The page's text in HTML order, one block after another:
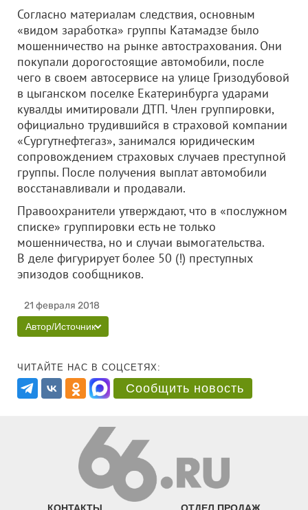
Согласно материалам следствия, основным
«видом заработка» группы Катамадзе было
мошенничество на рынке автострахования. Они
покупали дорогостоящие автомобили, после
чего в своем автосервисе на улице Гризодубовой
в цыганском поселке Екатеринбурга ударами
кувалды имитировали ДТП. Член группировки,
официально трудившийся в страховой компании
«Сургутнефтегаз», занимался юридическим
сопровождением страховых случаев преступной
группы. После получения выплат автомобили
восстанавливали и продавали.
Правоохранители утверждают, что в «послужном
списке» группировки есть не только
мошенничества, но и случаи вымогательства.
В деле фигурирует более 50 (!) преступных
эпизодов сообщников.
21 февраля 2018
Автор/Источник
ЧИТАЙТЕ НАС В СОЦСЕТЯХ:
Сообщить новость